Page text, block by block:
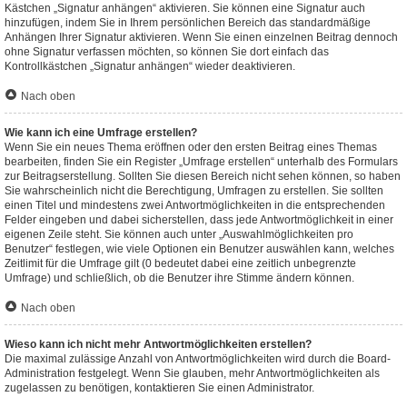
Kästchen „Signatur anhängen“ aktivieren. Sie können eine Signatur auch
hinzufügen, indem Sie in Ihrem persönlichen Bereich das standardmäßige
Anhängen Ihrer Signatur aktivieren. Wenn Sie einen einzelnen Beitrag dennoch
ohne Signatur verfassen möchten, so können Sie dort einfach das
Kontrollkästchen „Signatur anhängen“ wieder deaktivieren.
Nach oben
Wie kann ich eine Umfrage erstellen?
Wenn Sie ein neues Thema eröffnen oder den ersten Beitrag eines Themas
bearbeiten, finden Sie ein Register „Umfrage erstellen“ unterhalb des Formulars
zur Beitragserstellung. Sollten Sie diesen Bereich nicht sehen können, so haben
Sie wahrscheinlich nicht die Berechtigung, Umfragen zu erstellen. Sie sollten
einen Titel und mindestens zwei Antwortmöglichkeiten in die entsprechenden
Felder eingeben und dabei sicherstellen, dass jede Antwortmöglichkeit in einer
eigenen Zeile steht. Sie können auch unter „Auswahlmöglichkeiten pro
Benutzer“ festlegen, wie viele Optionen ein Benutzer auswählen kann, welches
Zeitlimit für die Umfrage gilt (0 bedeutet dabei eine zeitlich unbegrenzte
Umfrage) und schließlich, ob die Benutzer ihre Stimme ändern können.
Nach oben
Wieso kann ich nicht mehr Antwortmöglichkeiten erstellen?
Die maximal zulässige Anzahl von Antwortmöglichkeiten wird durch die Board-
Administration festgelegt. Wenn Sie glauben, mehr Antwortmöglichkeiten als
zugelassen zu benötigen, kontaktieren Sie einen Administrator.